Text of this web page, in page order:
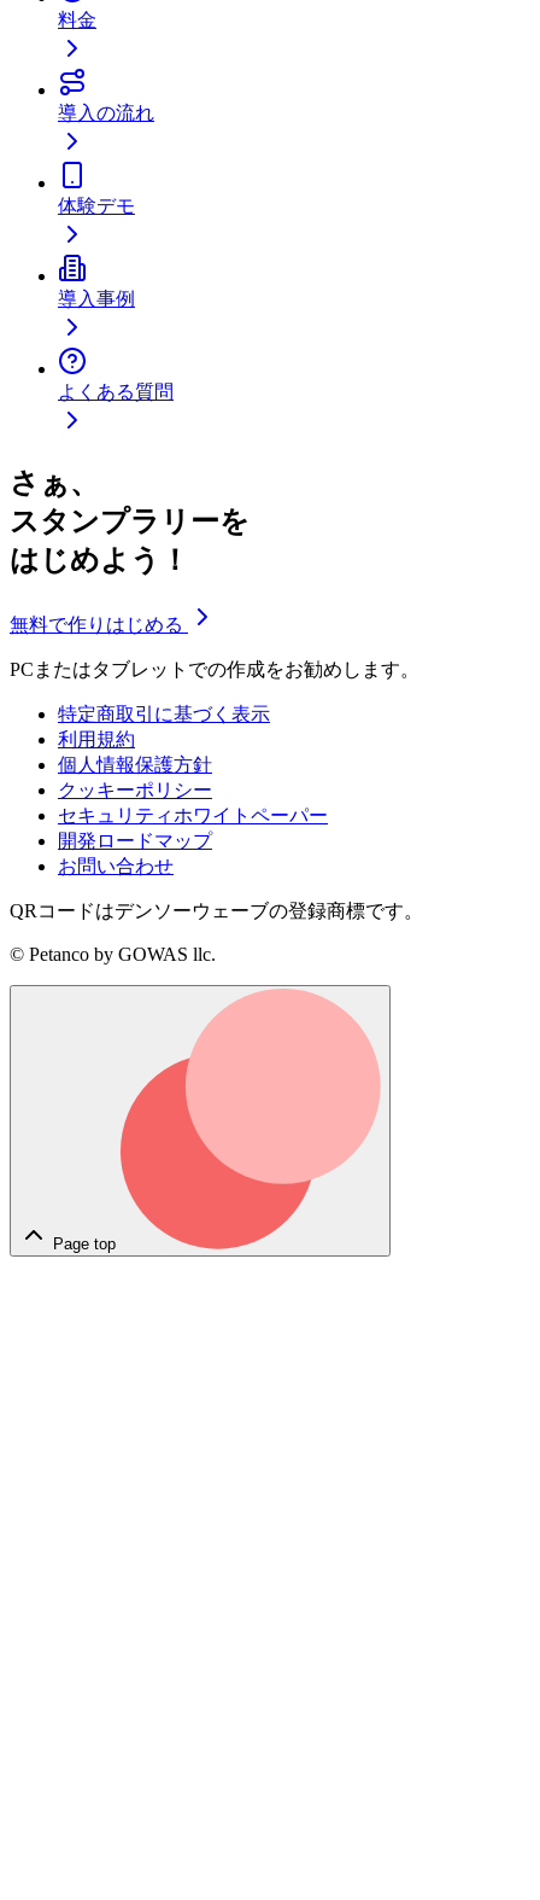
料金
導入の流れ
体験デモ
導入事例
よくある質問
さぁ、
スタンプラリーを
はじめよう！
無料で作りはじめる
PCまたはタブレットでの作成をお勧めします。
特定商取引に基づく表示
利用規約
個人情報保護方針
クッキーポリシー
セキュリティホワイトペーパー
開発ロードマップ
お問い合わせ
QRコードはデンソーウェーブの登録商標です。
© Petanco by GOWAS llc.
Page top